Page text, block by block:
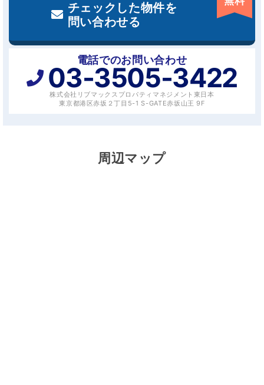
チェックした物件を
問い合わせる
電話でのお問い合わせ
03-3505-3422
株式会社リブマックスプロパティマネジメント東日本
東京都港区赤坂２丁目5-1 S-GATE赤坂山王 9F
周辺マップ